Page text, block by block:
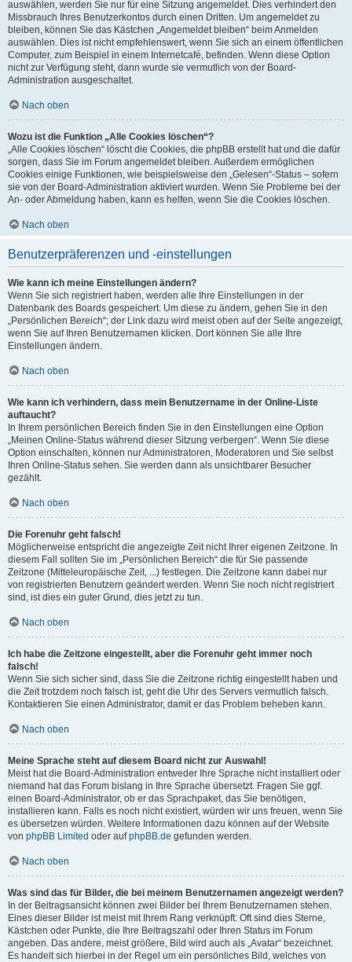
auswählen, werden Sie nur für eine Sitzung angemeldet. Dies verhindert den
Missbrauch Ihres Benutzerkontos durch einen Dritten. Um angemeldet zu
bleiben, können Sie das Kästchen „Angemeldet bleiben“ beim Anmelden
auswählen. Dies ist nicht empfehlenswert, wenn Sie sich an einem öffentlichen
Computer, zum Beispiel in einem Internetcafé, befinden. Wenn diese Option
nicht zur Verfügung steht, dann wurde sie vermutlich von der Board-
Administration ausgeschaltet.
Nach oben
Wozu ist die Funktion „Alle Cookies löschen“?
„Alle Cookies löschen“ löscht die Cookies, die phpBB erstellt hat und die dafür
sorgen, dass Sie im Forum angemeldet bleiben. Außerdem ermöglichen
Cookies einige Funktionen, wie beispielsweise den „Gelesen“-Status – sofern
sie von der Board-Administration aktiviert wurden. Wenn Sie Probleme bei der
An- oder Abmeldung haben, kann es helfen, wenn Sie die Cookies löschen.
Nach oben
Benutzerpräferenzen und -einstellungen
Wie kann ich meine Einstellungen ändern?
Wenn Sie sich registriert haben, werden alle Ihre Einstellungen in der
Datenbank des Boards gespeichert. Um diese zu ändern, gehen Sie in den
„Persönlichen Bereich“; der Link dazu wird meist oben auf der Seite angezeigt,
wenn Sie auf Ihren Benutzernamen klicken. Dort können Sie alle Ihre
Einstellungen ändern.
Nach oben
Wie kann ich verhindern, dass mein Benutzername in der Online-Liste
auftaucht?
In Ihrem persönlichen Bereich finden Sie in den Einstellungen eine Option
„Meinen Online-Status während dieser Sitzung verbergen“. Wenn Sie diese
Option einschalten, können nur Administratoren, Moderatoren und Sie selbst
Ihren Online-Status sehen. Sie werden dann als unsichtbarer Besucher
gezählt.
Nach oben
Die Forenuhr geht falsch!
Möglicherweise entspricht die angezeigte Zeit nicht Ihrer eigenen Zeitzone. In
diesem Fall sollten Sie im „Persönlichen Bereich“ die für Sie passende
Zeitzone (Mitteleuropäische Zeit, ...) festlegen. Die Zeitzone kann dabei nur
von registrierten Benutzern geändert werden. Wenn Sie noch nicht registriert
sind, ist dies ein guter Grund, dies jetzt zu tun.
Nach oben
Ich habe die Zeitzone eingestellt, aber die Forenuhr geht immer noch
falsch!
Wenn Sie sich sicher sind, dass Sie die Zeitzone richtig eingestellt haben und
die Zeit trotzdem noch falsch ist, geht die Uhr des Servers vermutlich falsch.
Kontaktieren Sie einen Administrator, damit er das Problem beheben kann.
Nach oben
Meine Sprache steht auf diesem Board nicht zur Auswahl!
Meist hat die Board-Administration entweder Ihre Sprache nicht installiert oder
niemand hat das Forum bislang in Ihre Sprache übersetzt. Fragen Sie ggf.
einen Board-Administrator, ob er das Sprachpaket, das Sie benötigen,
installieren kann. Falls es noch nicht existiert, würden wir uns freuen, wenn Sie
es übersetzen würden. Weitere Informationen dazu können auf der Website
von phpBB Limited oder aufphpBB.de gefunden werden.
Nach oben
Was sind das für Bilder, die bei meinem Benutzernamen angezeigt werden?
In der Beitragsansicht können zwei Bilder bei Ihrem Benutzernamen stehen.
Eines dieser Bilder ist meist mit Ihrem Rang verknüpft: Oft sind dies Sterne,
Kästchen oder Punkte, die Ihre Beitragszahl oder Ihren Status im Forum
angeben. Das andere, meist größere, Bild wird auch als „Avatar“ bezeichnet.
Es handelt sich hierbei in der Regel um ein persönliches Bild, welches von